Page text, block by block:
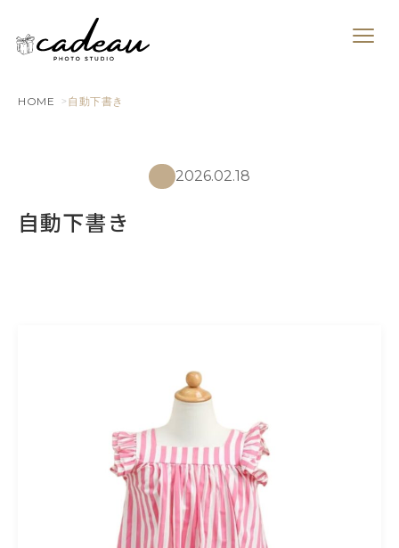
HOME 自動下書き
2026.02.18
自動下書き